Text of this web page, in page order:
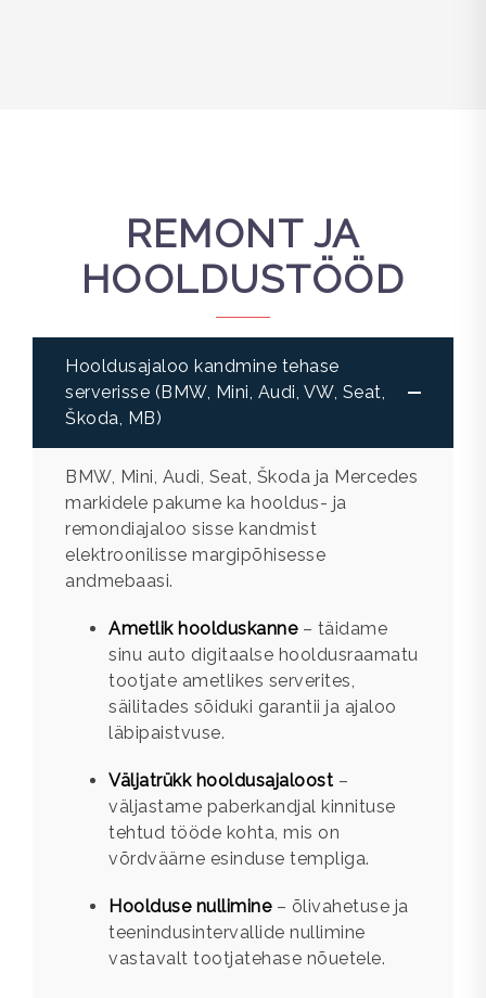
REMONT JA
HOOLDUSTÖÖD
Hooldusajaloo kandmine tehase
serverisse (BMW, Mini, Audi, VW, Seat,
Škoda, MB)
BMW, Mini, Audi, Seat, Škoda ja Mercedes
markidele pakume ka hooldus- ja
remondiajaloo sisse kandmist
elektroonilisse margipõhisesse
andmebaasi.
Ametlik hoolduskanne– täidame
sinu auto digitaalse hooldusraamatu
tootjate ametlikes serverites,
säilitades sõiduki garantii ja ajaloo
läbipaistvuse.
Väljatrükk hooldusajaloost –
väljastame paberkandjal kinnituse
tehtud tööde kohta, mis on
võrdväärne esinduse templiga.
Hoolduse nullimine– õlivahetuse ja
teenindusintervallide nullimine
vastavalt tootjatehase nõuetele.